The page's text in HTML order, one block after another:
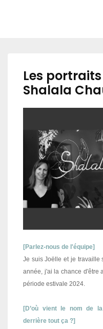
Les
Shalala
[Parlez-nous de l'équipe]
Je suis Joëlle et je travaille
année, j'ai la chance d'être
période estivale 2024.
[D’où vient le nom de
derrière tout ça ?]